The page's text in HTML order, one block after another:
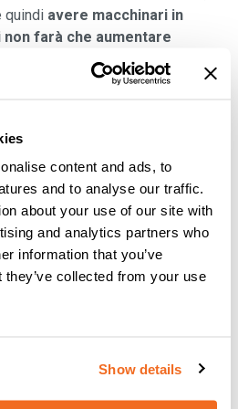
content and ads, to
and to analyse our traffic.
about your use of our site with
and analytics partners who
information that you’ve
collected from your use
Show details
quindi avere macchinari in
farà che aumentare
del mercato e dell'uso di tutti gli
aspettarci di assistere al
insieme, in modo
dell'uomo. Attualmente viene
in ambito militare, ma potrebbe
dei consumatori prima di
progresso della